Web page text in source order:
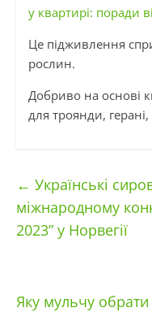
у квартирі: поради
Це підживлення
рослин.
Добриво на основі
для троянди,
← Українські
міжнародному
2023” у Норвегії
Яку мульчу